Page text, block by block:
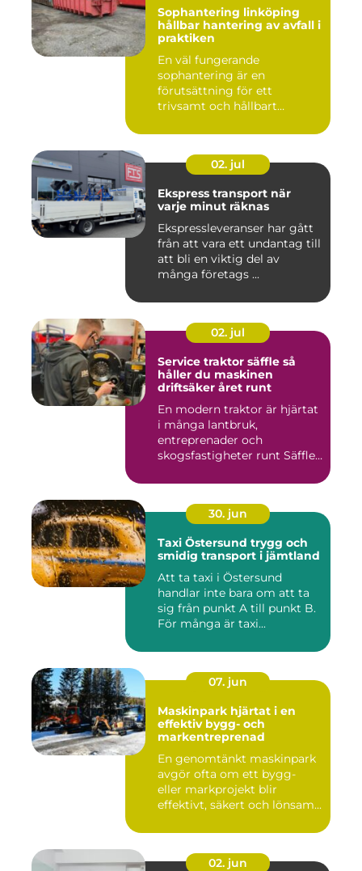
Sophantering linköping
hållbar hantering av avfall i
praktiken
En väl fungerande
sophantering är en
förutsättning för ett
trivsamt och hållbart
02. jul
Ekspress transport när
varje minut räknas
Ekspressleveranser har gått
från att vara ett undantag till
att bli en viktig del av
många företags ...
02. jul
Service traktor säffle så
håller du maskinen
driftsäker året runt
En modern traktor är hjärtat
i många lantbruk,
entreprenader och
skogsfastigheter runt Säffle.
30. jun
Taxi Östersund trygg och
smidig transport i jämtland
Att ta taxi i Östersund
handlar inte bara om att ta
sig från punkt A till punkt B.
För många är taxi...
07. jun
Maskinpark hjärtat i en
effektiv bygg- och
markentreprenad
En genomtänkt maskinpark
avgör ofta om ett bygg-
eller markprojekt blir
effektivt, säkert och lönsam...
02. jun